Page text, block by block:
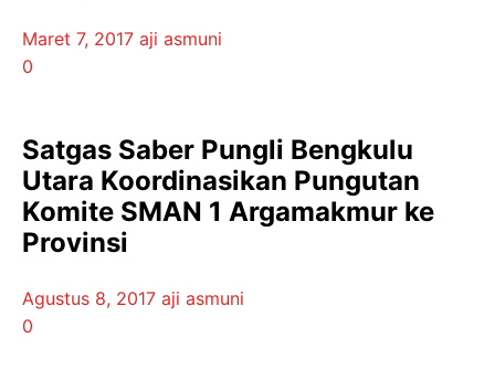
Maret 7, 2017 aji asmuni
0
Satgas Saber Pungli Bengkulu
Utara Koordinasikan Pungutan
Komite SMAN 1 Argamakmur ke
Provinsi
Agustus 8, 2017 aji asmuni
0